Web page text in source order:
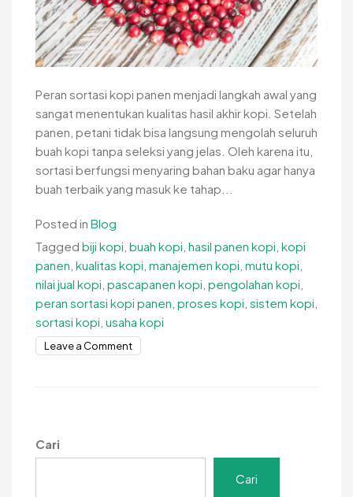
Peran sortasi kopi panen menjadi langkah awal yang
sangat menentukan kualitas hasil akhir kopi. Setelah
panen, petani tidak bisa langsung mengolah seluruh
buah kopi tanpa seleksi yang jelas. Oleh karena itu,
sortasi berfungsi menyaring bahan baku agar hanya
buah terbaik yang masuk ke tahap...
Posted in Blog
Tagged biji kopi buah kopi hasil panen kopi kopi
panen kualitas kopi manajemen kopi mutu kopi
nilai jual kopi pascapanen kopi pengolahan kopi
peran sortasi kopi panen proses kopi sistem kopi
sortasi kopi usaha kopi
Leave a Commenton
Menjaga
Cari
Cari